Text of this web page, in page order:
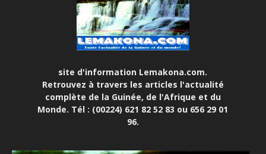
site d'information Lemakona.com.
Retrouvez à travers les articles l'actualité
complète de la Guinée, de l'Afrique et du
Monde. Tél : (00224) 621 82 52 83 ou 656 29 01
96.